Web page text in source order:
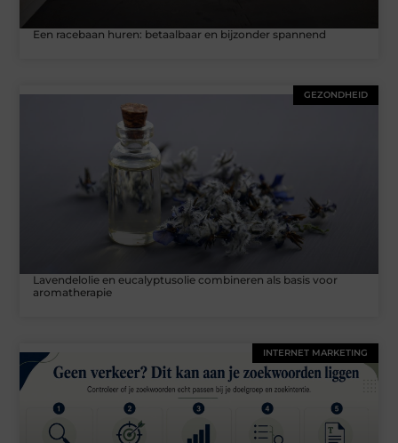
Een racebaan huren: betaalbaar en bijzonder spannend
GEZONDHEID
Lavendelolie en eucalyptusolie combineren als basis voor
aromatherapie
INTERNET MARKETING